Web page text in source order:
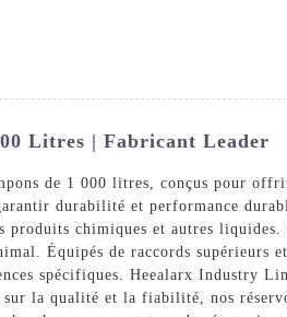
Litres | Fabricant Leader
de 1 000 litres, conçus pour
durabilité et performance
chimiques et autres
Équipés de raccords supérieurs
spécifiques. Heealarx Industry
la qualité et la fiabilité, nos